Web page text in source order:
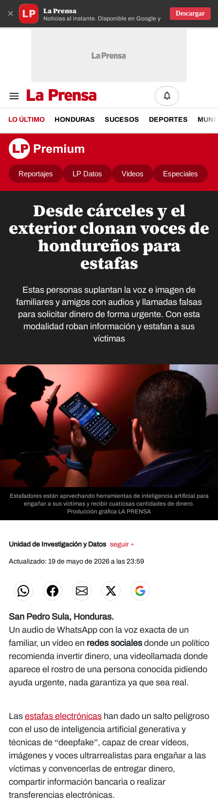
× La Prensa
Noticias al instante. Disponible en Google y IOS
Descargar
LO ÚLTIMO HONDURAS SUCESOS DEPORTES
Reportajes LP Datos Videos Especiales
Desde cárceles y el
exterior clonan voces de
hondureños para
estafas
Estas personas suplantan la voz e imagen de
familiares y amigos con audios y llamadas falsas
para solicitar dinero de forma urgente. Con esta
modalidad roban información y estafan a sus
víctimas
Estafadores están aprvechando herramientas de inteligencia artificial para
engañar a sus víctimas y recibir cuatiosas cantidades de dinero.
Producción gráfica LA PRENSA
Unidad de Investigación y Datos seguir +
Actualizado: 19 de mayo de 2026 a las 23:59
San Pedro Sula, Honduras.
Un audio de WhatsApp con la voz exacta de un
familiar, un vídeo en redes socialesdonde un político
recomienda invertir dinero, una videollamada donde
aparece el rostro de una persona conocida pidiendo
ayuda urgente, nada garantiza ya que sea real.
Las estafas electrónicas han dado un salto peligroso
con el uso de inteligencia artificial generativa y
técnicas de “deepfake”, capaz de crear vídeos,
imágenes y voces ultrarrealistas para engañar a las
víctimas y convencerlas de entregar dinero,
compartir información bancaria o realizar
transferencias electrónicas.